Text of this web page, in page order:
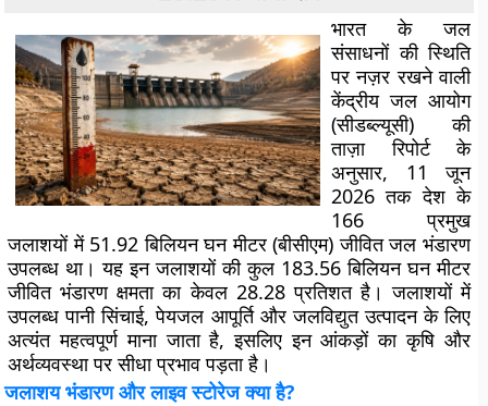
भारत के जल
संसाधनों की स्थिति
पर नज़र रखने वाली
केंद्रीय जल आयोग
(सीडब्ल्यूसी) की
ताज़ा रिपोर्ट के
अनुसार, 11 जून
2026 तक देश के
166 प्रमुख
जलाशयों में 51.92 बिलियन घन मीटर (बीसीएम) जीवित जल भंडारण
उपलब्ध था। यह इन जलाशयों की कुल 183.56 बिलियन घन मीटर
जीवित भंडारण क्षमता का केवल 28.28 प्रतिशत है। जलाशयों में
उपलब्ध पानी सिंचाई, पेयजल आपूर्ति और जलविद्युत उत्पादन के लिए
अत्यंत महत्वपूर्ण माना जाता है, इसलिए इन आंकड़ों का कृषि और
अर्थव्यवस्था पर सीधा प्रभाव पड़ता है।
जलाशय भंडारण और लाइव स्टोरेज क्या है?